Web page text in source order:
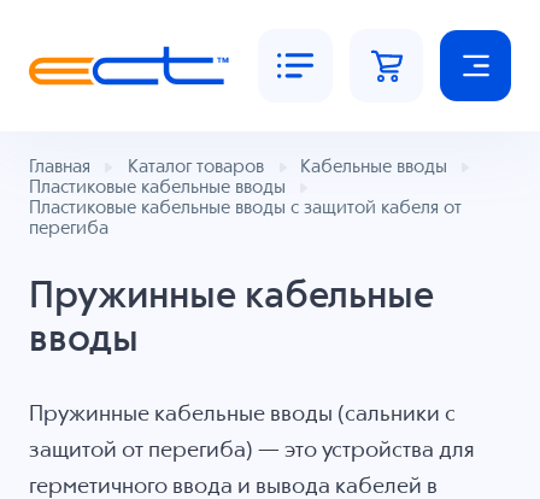
Главная Каталог товаров
Кабельные вводы
Пластиковые кабельные вводы
Пластиковые кабельные вводы с защитой кабеля от
перегиба
Пружинные кабельные
вводы
Пружинные кабельные вводы (сальники с
защитой от перегиба) — это устройства для
герметичного ввода и вывода кабелей в